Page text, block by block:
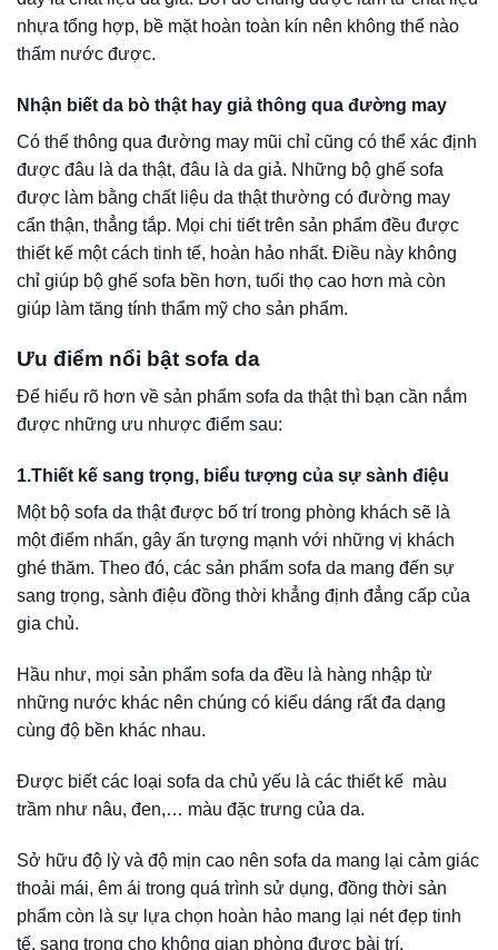
thoải mái, êm ái trong quá trình sử dụng, đồng thời sản
phẩm còn là sự lựa chọn hoàn hảo mang lại nét đẹp tinh
Sở hữu những đặc tính của chất liệu da thật nên rất an
toàn và thân thiện cho người dùng.
Càng sử dụng lâu thì chất da sẽ càng bóng mịn, đảm bảo
an toàn tuyệt đối.
3. Phù hợp với mọi không gian
Việc decor trang trí và bố trí nội thất sao cho ấn tượng,
Với kiểu dáng và màu sắc sang trọng, bạn có thể dễ dàng
kính hay mặt đá, mặt gỗ. Không chỉ vậy, sofa da còn có thể
kết hợp hài hòa với những chất liệu khác của kệ rượu, kệ
tivi, tủ sách,…
4. Sử dụng được lâu, đẹp bất chấp thời gian
Đối với các loại ghế sofa bố trí trong phòng khách, văn
da đã được xử lý nên bề mặt da ghế sofa có độ dẻo dai và
bóng dần theo thời gian.
màu sau thời gian dài sử dụng.
thọ của ghế da gấp 4 lần so với ghế vải và gấp 3 lần so với
các chất liệu khác.